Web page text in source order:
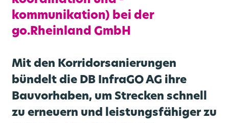
kommunikation) bei der
go.Rheinland GmbH
Mit den Korridorsanierungen
bündelt die DB InfraGO AG ihre
Bauvorhaben, um Strecken schnell
zu erneuern und leistungsfähiger zu